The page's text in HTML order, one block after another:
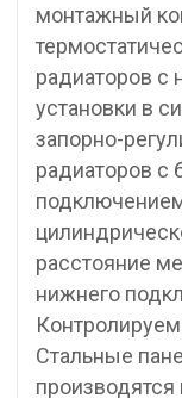
монтажный
радиаторов
установки в
запорно-
радиаторов
расстояние
нижнего
Стальные